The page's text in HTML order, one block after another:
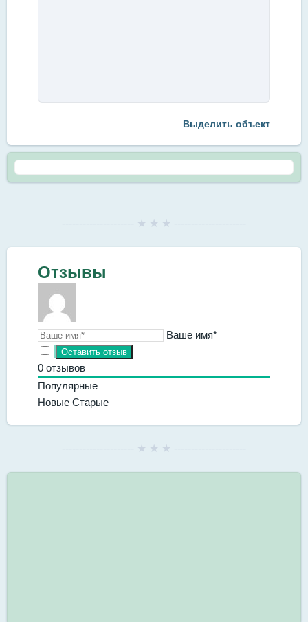
Выделить объект
--------------------- ★ ★ ★ ---------------------
Отзывы
Ваше имя*
0 отзывов
Популярные
Новые Старые
--------------------- ★ ★ ★ ---------------------